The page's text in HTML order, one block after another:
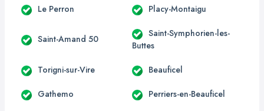
Le Perron Placy-Montaigu
Saint-Amand 50
Saint-Symphorien-les-
Buttes
Torigni-sur-Vire Beauficel
Gathemo Perriers-en-Beauficel